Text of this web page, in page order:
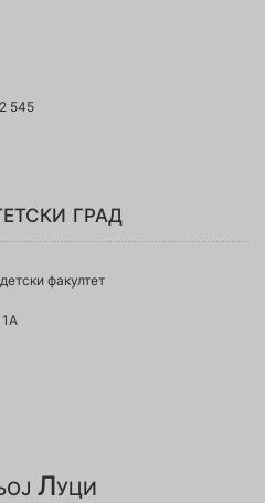
545
град
факултет
Луци